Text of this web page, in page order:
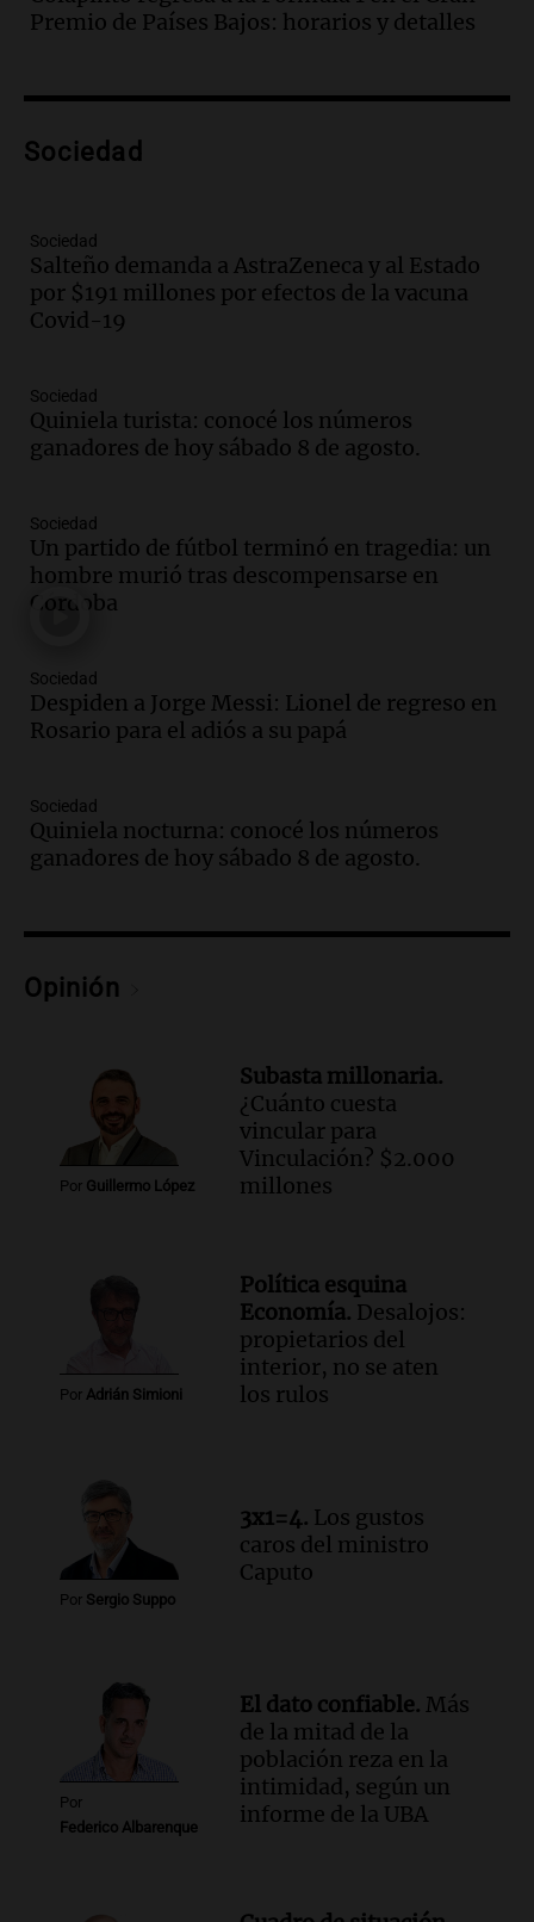
"Tres hombres se lo llevaron para
hacerle preguntas y nunca regresó"
Episodios
metros del río Suquía y retiraron hasta
Episodios
Audio.La historia de la servilleta que
firmó Jorge Messi para el primer
contrato de Leo con Barcelona
Audio.Joan Gaspart: "Sin Jorge, no sé si
Messi hubiera llegado adonde llegó"
Audio.El orgullo y el sueño argentino de
Jorge Messi en una entrevista con Rony
Vargas en 2007
Audio.El abuelo de Agostina Vega, tras
las nuevas detenciones: "En esa casa
Episodios
Audio.Una nutricionista derribó el mito
del desayuno ideal: qué alimentos
Episodios
Audio.Mateo, a los 25 años, lucha
contra el tiempo: necesita un trasplante
para poder seguir viviend
Estiman que la inflación nacional
de julio será menor al 2,9% registrado
en CABA
Una mañana para todos
Episodios
Una mañana para todos
Episodios
Audio.Chile planteó mejorar la
conectividad fronteriza, aérea y digital
con Jujuy
Premio de Países Bajos: horarios y detalles
Sociedad
Sociedad
Salteño demanda a AstraZeneca y al Estado
por $191 millones por efectos de la vacuna
Covid-19
Sociedad
Quiniela turista: conocé los números
ganadores de hoy sábado 8 de agosto.
Sociedad
Un partido de fútbol terminó en tragedia: un
hombre murió tras descompensarse en
Córdoba
Sociedad
Despiden a Jorge Messi: Lionel de regreso en
Rosario para el adiós a su papá
Sociedad
Quiniela nocturna: conocé los números
ganadores de hoy sábado 8 de agosto.
Opinión
Por Guillermo López
Subasta millonaria.
¿Cuánto cuesta
vincular para
Vinculación? $2.000
millones
Por Adrián Simioni
Política esquina
Economía. Desalojos:
propietarios del
interior, no se aten
los rulos
Por Sergio Suppo
3x1=4. Los gustos
caros del ministro
Caputo
Por
Federico Albarenque
El dato confiable. Más
de la mitad de la
población reza en la
intimidad, según un
informe de la UBA